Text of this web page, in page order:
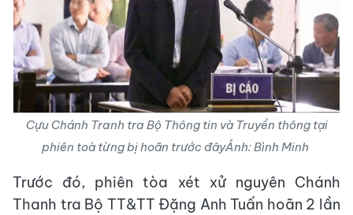
Cựu Chánh Tranh tra Bộ Thông tin và Truyền thông tại
phiên toà từng bị hoãn trước đâyẢnh: Bình Minh
Trước đó, phiên tòa xét xử nguyên Chánh
Thanh tra Bộ TT&TT Đặng Anh Tuấn hoãn 2 lần